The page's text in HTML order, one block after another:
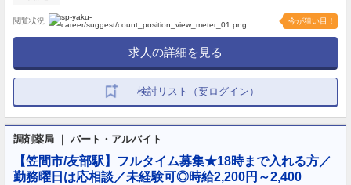
閲覧状況 今が狙い目！
求人の詳細を見る
検討リスト（要ログイン）
調剤薬局 ｜ パート・アルバイト
【笠間市/友部駅】フルタイム募集★18時まで入れる方／
勤務曜日は応相談／未経験可◎時給2,200円～2,400